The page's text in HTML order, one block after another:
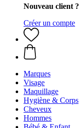
Nouveau client ?
Créer un compte
Marques
Visage
Maquillage
Hygiène & Corps
Cheveux
Hommes